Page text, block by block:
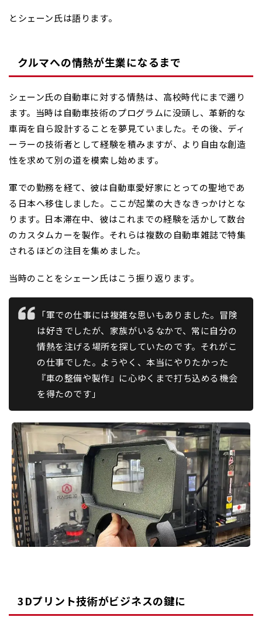
とシェーン氏は語ります。
クルマへの情熱が生業になるまで
シェーン氏の自動車に対する情熱は、高校時代にまで遡り
ます。当時は自動車技術のプログラムに没頭し、革新的な
車両を自ら設計することを夢見ていました。その後、ディ
ーラーの技術者として経験を積みますが、より自由な創造
性を求めて別の道を模索し始めます。
軍での勤務を経て、彼は自動車愛好家にとっての聖地であ
る日本へ移住しました。ここが起業の大きなきっかけとな
ります。日本滞在中、彼はこれまでの経験を活かして数台
のカスタムカーを製作。それらは複数の自動車雑誌で特集
されるほどの注目を集めました。
当時のことをシェーン氏はこう振り返ります。
「軍での仕事には複雑な思いもありました。冒険
は好きでしたが、家族がいるなかで、常に自分の
情熱を注げる場所を探していたのです。それがこ
の仕事でした。ようやく、本当にやりたかった
『車の整備や製作』に心ゆくまで打ち込める機会
を得たのです」
3Dプリント技術がビジネスの鍵に